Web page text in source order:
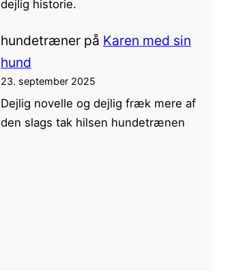
dejlig historie.
hundetrænerpå Karen med sin
hund
23. september 2025
Dejlig novelle og dejlig fræk mere af
den slags tak hilsen hundetrænen